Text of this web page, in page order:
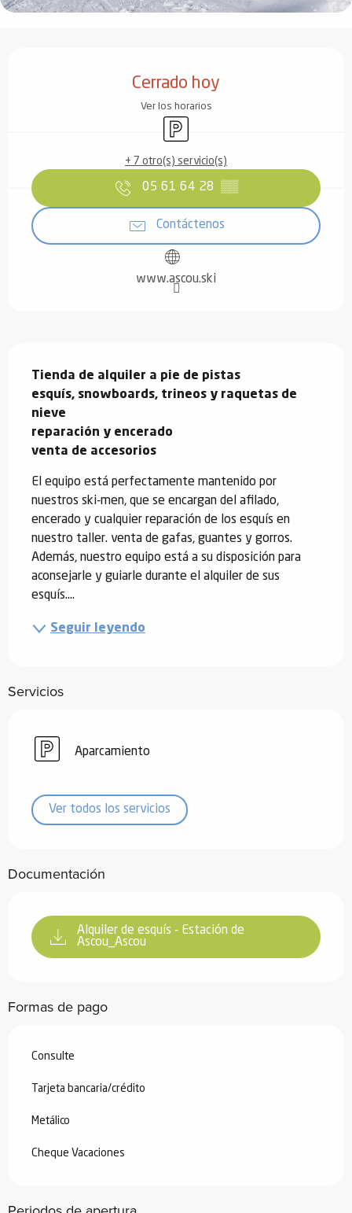
Cerrado hoy
Ver los horarios
Aparcamiento
+ 7 otro(s) servicio(s)
05 61 64 28 ▒▒
Contáctenos
www.ascou.ski
Tienda de alquiler a pie de pistas
esquís, snowboards, trineos y raquetas de
nieve
reparación y encerado
venta de accesorios
El equipo está perfectamente mantenido por
nuestros ski-men, que se encargan del afilado,
encerado y cualquier reparación de los esquís en
nuestro taller. venta de gafas, guantes y gorros.
Además, nuestro equipo está a su disposición para
aconsejarle y guiarle durante el alquiler de sus
esquís....
Seguir leyendo
Servicios
Aparcamiento
Ver todos los servicios
Documentación
Alquiler de esquís - Estación de
Ascou_Ascou
Formas de pago
Consulte
Tarjeta bancaria/crédito
Metálico
Cheque Vacaciones